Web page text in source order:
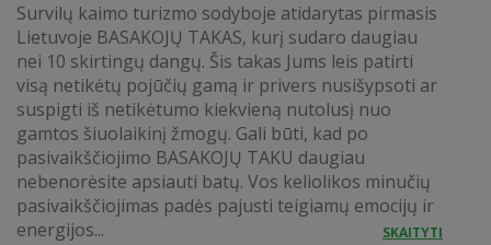
Survilų kaimo turizmo sodyboje atidarytas pirmasis
Lietuvoje BASAKOJŲ TAKAS, kurį sudaro daugiau
nei 10 skirtingų dangų. Šis takas Jums leis patirti
visą netikėtų pojūčių gamą ir privers nusišypsoti ar
suspigti iš netikėtumo kiekvieną nutolusį nuo
gamtos šiuolaikinį žmogų. Gali būti, kad po
pasivaikščiojimo BASAKOJŲ TAKU daugiau
nebenorėsite apsiauti batų. Vos keliolikos minučių
pasivaikščiojimas padės pajusti teigiamų emocijų ir
energijos...
SKAITYTI